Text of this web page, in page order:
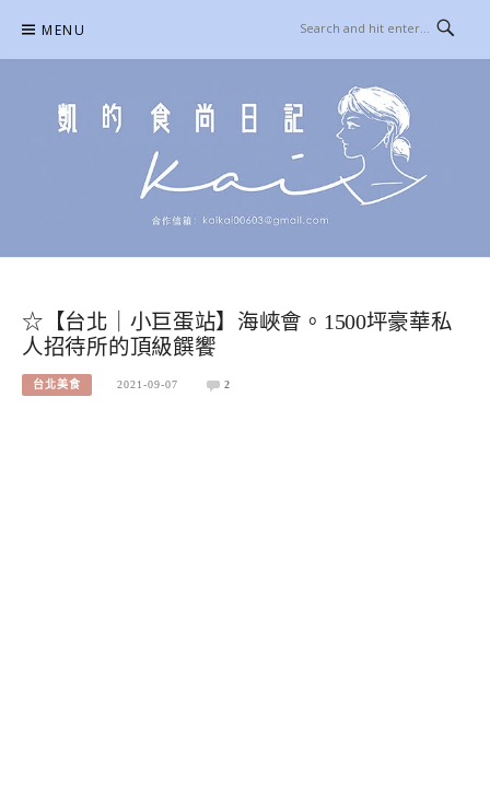
content
MENU
☆【台北｜小巨蛋站】海峽會。1500坪豪華私
人招待所的頂級饌饗
台北美食 2021-09-07 2